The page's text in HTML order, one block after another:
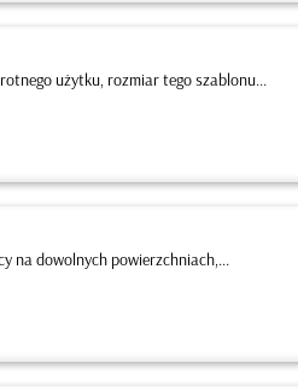
użytku, rozmiar tego szablonu...
na dowolnych powierzchniach,...